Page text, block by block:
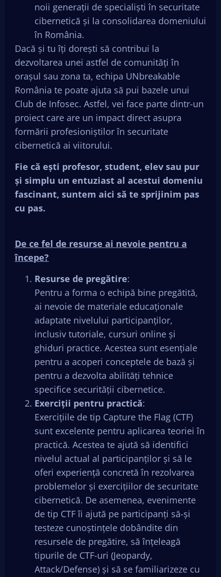
noii generații de specialiști în securitate
cibernetică și la consolidarea domeniului
în România.
Dacă și tu îți dorești să contribui la
dezvoltarea unei astfel de comunități în
orașul sau zona ta, echipa UNbreakable
România te poate ajuta să pui bazele unui
Club de Infosec. Astfel, vei face parte dintr-un
proiect care are un impact direct asupra
formării profesioniștilor în securitate
cibernetică ai viitorului.
Fie că ești profesor, student, elev sau pur
și simplu un entuziast al acestui domeniu
fascinant, suntem aici să te sprijinim pas
cu pas.
De ce fel de resurse ai nevoie pentru a
începe?
Resurse de pregătire:
Pentru a forma o echipă bine pregătită,
ai nevoie de materiale educaționale
adaptate nivelului participanților,
inclusiv tutoriale, cursuri online și
ghiduri practice. Acestea sunt esențiale
pentru a acoperi conceptele de bază și
pentru a dezvolta abilități tehnice
specifice securității cibernetice.
Exerciții pentru practică:
Exercițiile de tip Capture the Flag (CTF)
sunt excelente pentru aplicarea teoriei în
practică. Acestea te ajută să identifici
nivelul actual al participanților și să le
oferi experiență concretă în rezolvarea
problemelor și exercițiilor de securitate
cibernetică. De asemenea, evenimente
de tip CTF îi ajută pe participanți să-și
testeze cunoștințele dobândite din
resursele de pregătire, să înțeleagă
tipurile de CTF-uri (Jeopardy,
Attack/Defense) și să se familiarizeze cu